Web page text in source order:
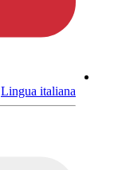
Lingua italiana